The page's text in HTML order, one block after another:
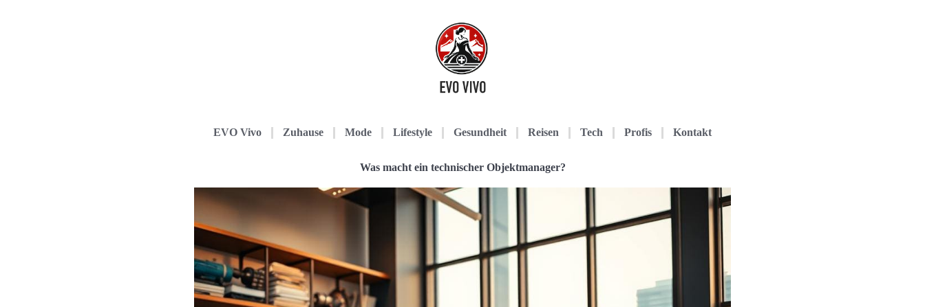
EVO Vivo Zuhause Mode Lifestyle Gesundheit Reisen Tech Profis Kontakt
Was macht ein technischer Objektmanager?